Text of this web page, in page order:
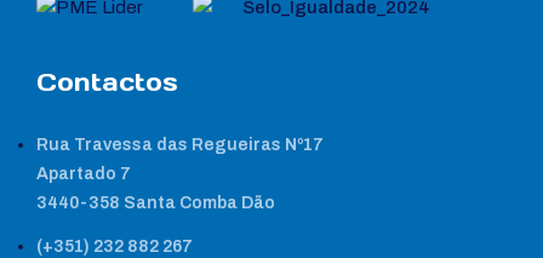
Contactos
Rua Travessa das Regueiras Nº17
Apartado 7
3440-358 Santa Comba Dão
(+351) 232 882 267